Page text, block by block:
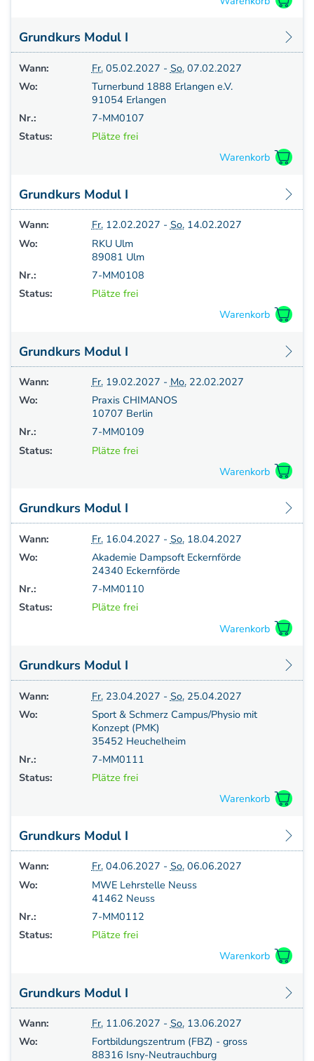
Grundkurs Modul I
Wann: Fr.05.02.2027 - So.07.02.2027
Wo:
Turnerbund 1888 Erlangen e.V.
91054 Erlangen
Nr.:
7-MM0107
Status:
Plätze frei
Grundkurs Modul I
Wann: Fr.12.02.2027 - So.14.02.2027
Wo:
RKU Ulm
89081 Ulm
Nr.:
7-MM0108
Status:
Plätze frei
Grundkurs Modul I
Wann: Fr.19.02.2027 -Mo.22.02.2027
Wo:
Praxis CHIMANOS
10707 Berlin
Nr.:
7-MM0109
Status:
Plätze frei
Grundkurs Modul I
Wann: Fr.16.04.2027 - So.18.04.2027
Wo:
Akademie Dampsoft Eckernförde
24340 Eckernförde
Nr.:
7-MM0110
Status:
Plätze frei
Grundkurs Modul I
Wann: Fr.23.04.2027 - So.25.04.2027
Wo:
Sport & Schmerz Campus/Physio mit
Konzept (PMK)
35452 Heuchelheim
Nr.:
7-MM0111
Status:
Plätze frei
Grundkurs Modul I
Wann: Fr.04.06.2027 - So.06.06.2027
Wo:
MWE Lehrstelle Neuss
41462 Neuss
Nr.:
7-MM0112
Status:
Plätze frei
Grundkurs Modul I
Wann: Fr.11.06.2027 - So.13.06.2027
Wo:
Fortbildungszentrum (FBZ) - gross
88316 Isny-Neutrauchburg